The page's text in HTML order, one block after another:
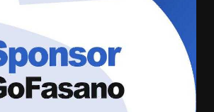
7 Agosto 2026 06:05
US Fasano, Scianaro: “Profonda
amarezza per esclusione dal
campionato di calcio”
7 Agosto 2026 06:00